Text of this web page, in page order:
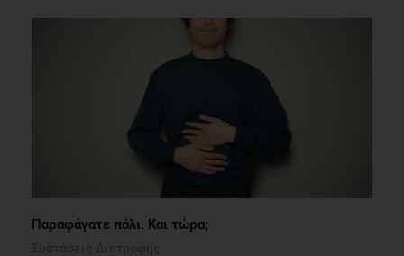
Παραφάγατε πάλι. Και τώρα;
Συστάσεις Διατροφής